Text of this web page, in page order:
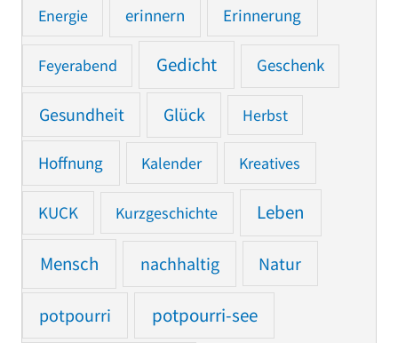
Energie erinnern Erinnerung
Feyerabend Gedicht Geschenk
Gesundheit Glück Herbst
Hoffnung Kalender Kreatives
KUCK Kurzgeschichte Leben
Mensch nachhaltig Natur
potpourri potpourri-see